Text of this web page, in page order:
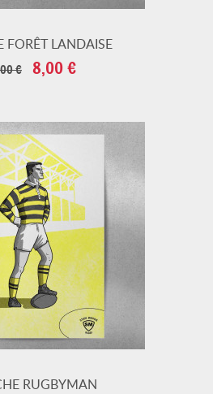
FORÊT LANDAISE
€ Prix
8,00 €
RUGBYMAN